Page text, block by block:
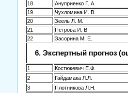
18
Ануприенко Г. А.
19
Чухломина И. В.
20
Зеель Л. М.
21
Петрова И. В.
22
Засорина М. Е.
6. Экспертный прогноз
1
Костюкевич Е.Ф.
2
Гайдамака Л.Л.
3
Плотникова Л.Н.